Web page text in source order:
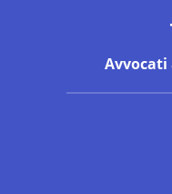
Avvocati